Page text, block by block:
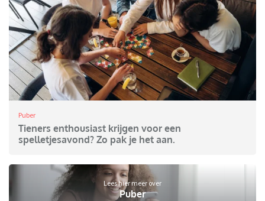
Puber
Tieners enthousiast krijgen voor een
spelletjesavond? Zo pak je het aan.
Lees hier meer over
Puber